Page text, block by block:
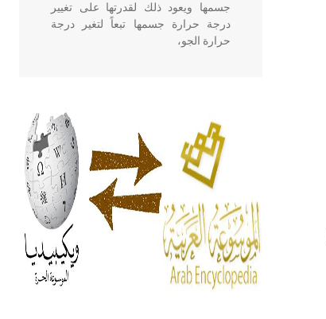
جسمها ويعود ذلك لقدرتها على تغيير
درجة حرارة جسمها تبعاً لتغير درجة
حرارة الجو،
أربعة مؤلفات هي: الحكم، الأدلة، تنظيم
التغذية، ورسالته في جروح الرأس.
ويعود له الفضل بأنه حرر الطب من
الدين والفلسفة.
- هل تعلم أن المرجان إفراز حيواني
يتكون في البحر ويتركب من مادة
كربونات الكلسيوم، وهو أحمر أو شديد
الحمرة وهو أجود أنواعه، ويمتاز بكبر
الحجم ويسمى الش